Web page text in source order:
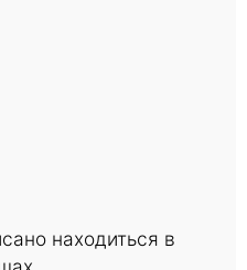
находиться в